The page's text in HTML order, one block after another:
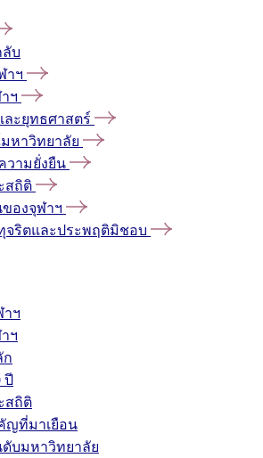
บ
าฯ
ฯ
ะยุทธศาสตร์
หาวิทยาลัย
วามยั่งยืน
สถิติ
องจุฬาฯ
จริตและประพฤติมิชอบ
าฯ
ฯ
ก
ปี
สถิติ
ญที่มาเยือน
บมหาวิทยาลัย